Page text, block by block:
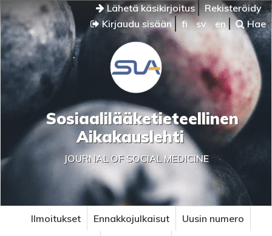
Lähetä käsikirjoitus
Rekisteröidy
Kirjaudu sisään
fi sv en Hae
Sosiaalilääketieteellinen
Aikakauslehti
JOURNAL OF SOCIAL MEDICINE
Ilmoitukset Ennakkojulkaisut
Uusin numero